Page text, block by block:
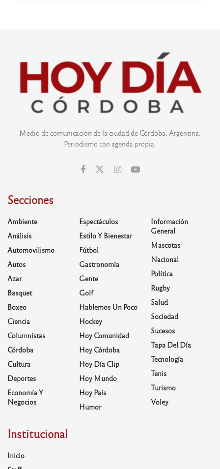
Medio de comunicación de la ciudad de Córdoba, Argentina.
Periodismo con agenda propia.
Secciones
Ambiente
Análisis
Automovilismo
Autos
Azar
Basquet
Boxeo
Ciencia
Columnistas
Córdoba
Cultura
Deportes
Economía Y
Negocios
Espectáculos
Estilo Y Bienestar
Fútbol
Gastronomía
Gente
Golf
Hablemos Un Poco
Hockey
Hoy Comunidad
Hoy Córdoba
Hoy Día Clip
Hoy Mundo
Hoy País
Humor
Información
General
Mascotas
Nacional
Política
Rugby
Salud
Sociedad
Sucesos
Tapa Del Día
Tecnología
Tenis
Turismo
Voley
Institucional
Inicio